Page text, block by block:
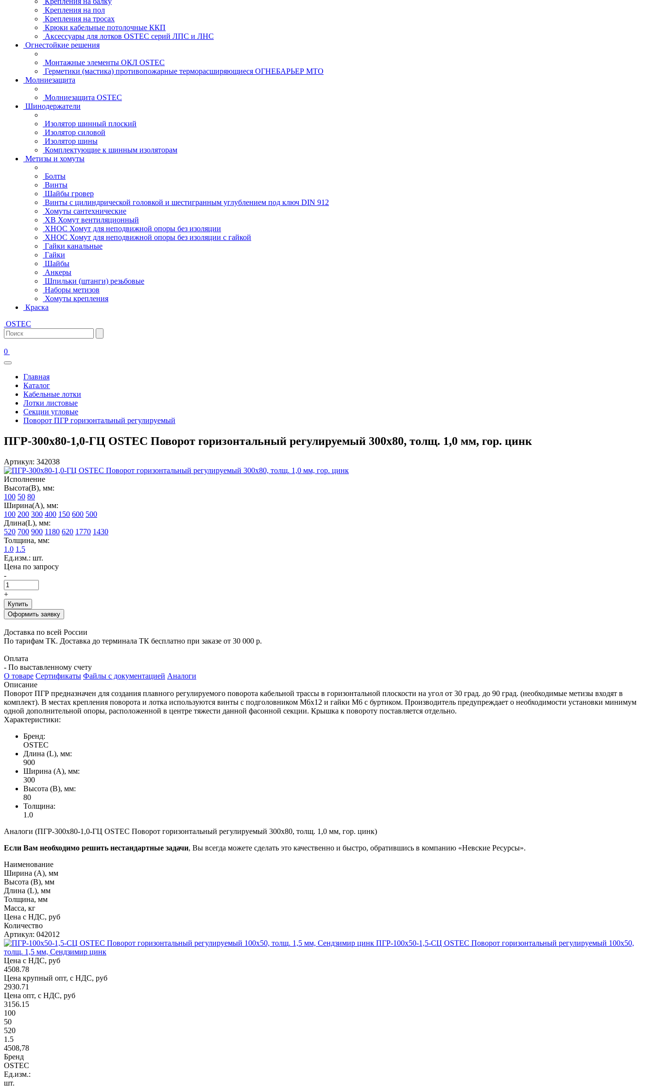
Крепления на пол
Крепления на тросах
Крюки кабельные потолочные ККП
Аксессуары для лотков OSTEC серий ЛПС и ЛНС
Огнестойкие решения
Монтажные элементы ОКЛ OSTEC
Герметики (мастика) противопожарные терморасширяющиеся ОГНЕБАРЬЕР МТО
Молниезащита
Молниезащита OSTEC
Шинодержатели
Изолятор шинный плоский
Изолятор силовой
Изолятор шины
Комплектующие к шинным изоляторам
Метизы и хомуты
Болты
Винты
Шайбы гровер
Винты с цилиндрической головкой и шестигранным углублением под ключ DIN 912
Хомуты сантехнические
ХВ Хомут вентиляционный
ХНОС Хомут для неподвижной опоры без изоляции
ХНОС Хомут для неподвижной опоры без изоляции с гайкой
Гайки канальные
Гайки
Шайбы
Анкеры
Шпильки (штанги) резьбовые
Наборы метизов
Хомуты крепления
Краска
OSTEC
0
Главная
Каталог
Кабельные лотки
Лотки листовые
Секции угловые
Поворот ПГР горизонтальный регулируемый
ПГР-300х80-1,0-ГЦ OSTEC Поворот горизонтальный регулируемый 300х80, толщ. 1,0 мм, гор. цинк
Артикул: 342038
Исполнение
Высота(В), мм:
100 50 80
Ширина(А), мм:
100 200 300 400 150 600 500
Длина(L), мм:
520 700 900 1180 620 1770 1430
Толщина, мм:
1.0 1.5
Ед.изм.: шт.
Цена по запросу
-
+
Купить
Оформить заявку
Доставка по всей России
По тарифам ТК. Доставка до терминала ТК бесплатно при заказе от 30 000 р.
Оплата
- По выставленному счету
О товаре Сертификаты Файлы с документацией Аналоги
Описание
Поворот ПГР предназначен для создания плавного регулируемого поворота кабельной трассы в горизонтальной плоскости на угол от 30 град. до 90 град. (необходимые метизы входят в
комплект). В местах крепления поворота и лотка используются винты с подголовником М6х12 и гайки М6 с буртиком. Производитель предупреждает о необходимости установки минимум
одной дополнительной опоры, расположенной в центре тяжести данной фасонной секции. Крышка к повороту поставляется отдельно.
Характеристики:
Бренд:
OSTEC
Длина (L), мм:
900
Ширина (А), мм:
300
Высота (В), мм:
80
Толщина:
1.0
Аналоги (ПГР-300х80-1,0-ГЦ OSTEC Поворот горизонтальный регулируемый 300х80, толщ. 1,0 мм, гор. цинк)
Если Вам необходимо решить нестандартные задачи, Вы всегда можете сделать это качественно и быстро, обратившись в компанию «Невские Ресурсы».
Наименование
Ширина (А), мм
Высота (В), мм
Длина (L), мм
Толщина, мм
Масса, кг
Цена с НДС, руб
Количество
Артикул: 042012
ПГР-100х50-1,5-СЦ OSTEC Поворот горизонтальный регулируемый 100х50,
толщ. 1,5 мм, Сендзимир цинк
Цена с НДС, руб
4508.78
Цена крупный опт, с НДС, руб
2930.71
Цена опт, с НДС, руб
3156.15
100
50
520
1.5
4508,78
Бренд
OSTEC
Ед.изм.:
шт.